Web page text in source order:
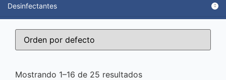
Desinfectantes
Mostrando 1–16 de 25 resultados